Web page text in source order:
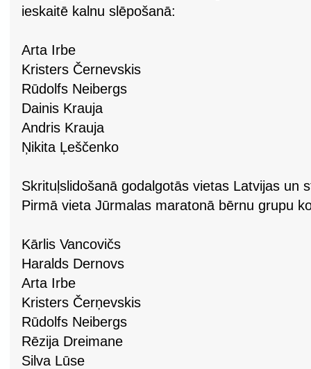
ieskaitē kalnu slēpošanā:
Arta Irbe
Kristers Černevskis
Rūdolfs Neibergs
Dainis Krauja
Andris Krauja
Ņikita Ļeščenko
Skrituļslidošanā godalgotās vietas Latvijas un
Pirmā vieta Jūrmalas maratonā bērnu grupu
Kārlis Vancovičs
Haralds Dernovs
Arta Irbe
Kristers Čerņevskis
Rūdolfs Neibergs
Rēzija Dreimane
Silva Lūse